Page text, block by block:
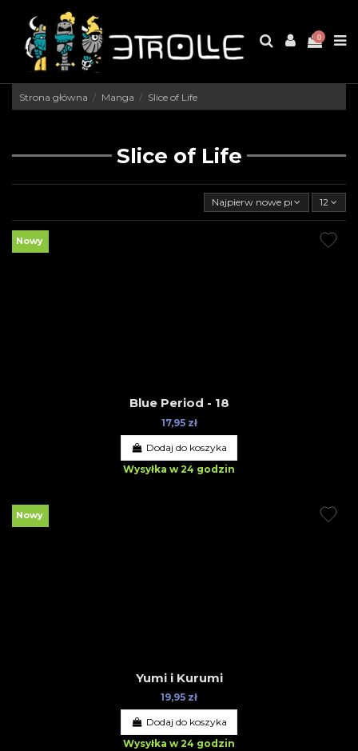
0
Strona główna Manga Slice of Life
Slice of Life
Najpierw nowe produkty12
Nowy
Blue Period - 18
17,95 zł
Dodaj do koszyka
Wysyłka w 24 godzin
Nowy
Yumi i Kurumi
19,95 zł
Dodaj do koszyka
Wysyłka w 24 godzin